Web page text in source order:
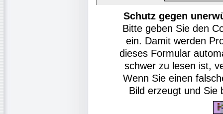
Schutz gegen
Bitte geben Sie den
ein. Damit werden
dieses Formular
schwer zu lesen ist,
Wenn Sie einen
Bild erzeugt und Sie